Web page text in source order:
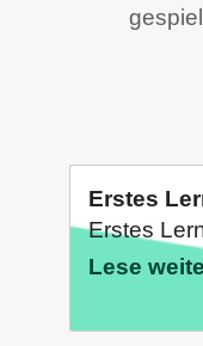
Erstes
Erstes
Lese